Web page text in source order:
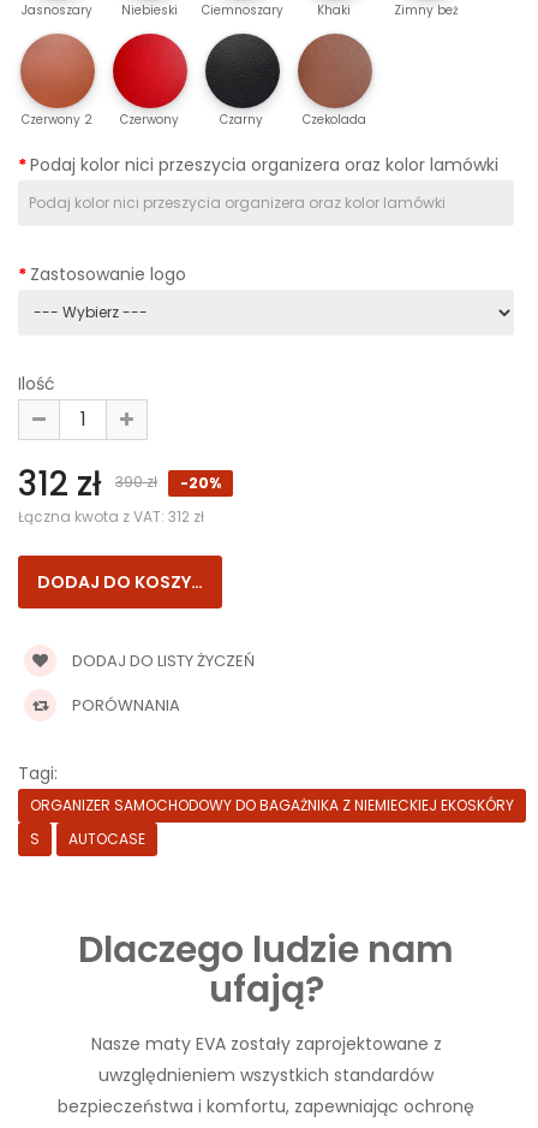
Jasnoszary Niebieski Ciemnoszary Khaki Zimny ​​beż
Czerwony 2 Czerwony Czarny Czekolada
Podaj kolor nici przeszycia organizera oraz kolor lamówki
Zastosowanie logo
Ilość
312 zł 390 zł
-20%
Łączna kwota z VAT: 312 zł
DODAJ DO LISTY ŻYCZEŃ
PORÓWNANIA
Tagi:
ORGANIZER SAMOCHODOWY DO BAGAŻNIKA Z NIEMIECKIEJ EKOSKÓRY
S
AUTOCASE
Dlaczego ludzie nam
ufają?
Nasze maty EVA zostały zaprojektowane z
uwzględnieniem wszystkich standardów
bezpieczeństwa i komfortu, zapewniając ochronę